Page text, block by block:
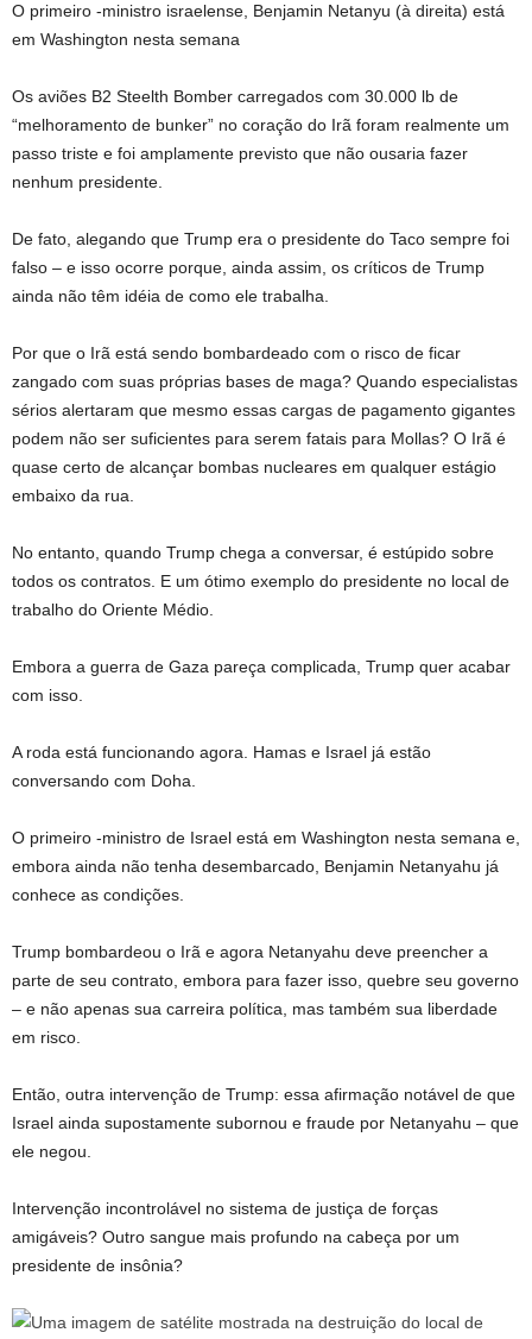
O primeiro -ministro israelense, Benjamin Netanyu (à direita) está
em Washington nesta semana
Os aviões B2 Steelth Bomber carregados com 30.000 lb de
“melhoramento de bunker” no coração do Irã foram realmente um
passo triste e foi amplamente previsto que não ousaria fazer
nenhum presidente.
De fato, alegando que Trump era o presidente do Taco sempre foi
falso – e isso ocorre porque, ainda assim, os críticos de Trump
ainda não têm idéia de como ele trabalha.
Por que o Irã está sendo bombardeado com o risco de ficar
zangado com suas próprias bases de maga? Quando especialistas
sérios alertaram que mesmo essas cargas de pagamento gigantes
podem não ser suficientes para serem fatais para Mollas? O Irã é
quase certo de alcançar bombas nucleares em qualquer estágio
embaixo da rua.
No entanto, quando Trump chega a conversar, é estúpido sobre
todos os contratos. E um ótimo exemplo do presidente no local de
trabalho do Oriente Médio.
Embora a guerra de Gaza pareça complicada, Trump quer acabar
com isso.
A roda está funcionando agora. Hamas e Israel já estão
conversando com Doha.
O primeiro -ministro de Israel está em Washington nesta semana e,
embora ainda não tenha desembarcado, Benjamin Netanyahu já
conhece as condições.
Trump bombardeou o Irã e agora Netanyahu deve preencher a
parte de seu contrato, embora para fazer isso, quebre seu governo
– e não apenas sua carreira política, mas também sua liberdade
em risco.
Então, outra intervenção de Trump: essa afirmação notável de que
Israel ainda supostamente subornou e fraude por Netanyahu – que
ele negou.
Intervenção incontrolável no sistema de justiça de forças
amigáveis? Outro sangue mais profundo na cabeça por um
presidente de insônia?